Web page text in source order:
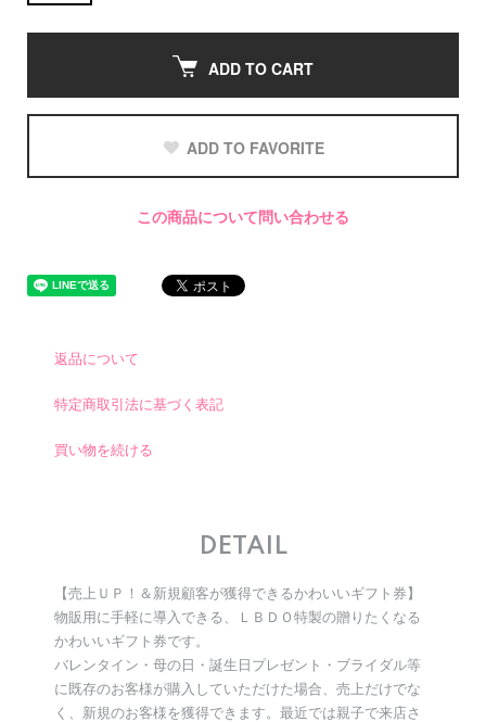
ADD TO CART
ADD TO FAVORITE
この商品について問い合わせる
返品について
特定商取引法に基づく表記
買い物を続ける
DETAIL
【売上ＵＰ！＆新規顧客が獲得できるかわいいギフト券】
物販用に手軽に導入できる、ＬＢＤＯ特製の贈りたくなる
かわいいギフト券です。
バレンタイン・母の日・誕生日プレゼント・ブライダル等
に既存のお客様が購入していただけた場合、売上だけでな
く、新規のお客様を獲得できます。最近では親子で来店さ